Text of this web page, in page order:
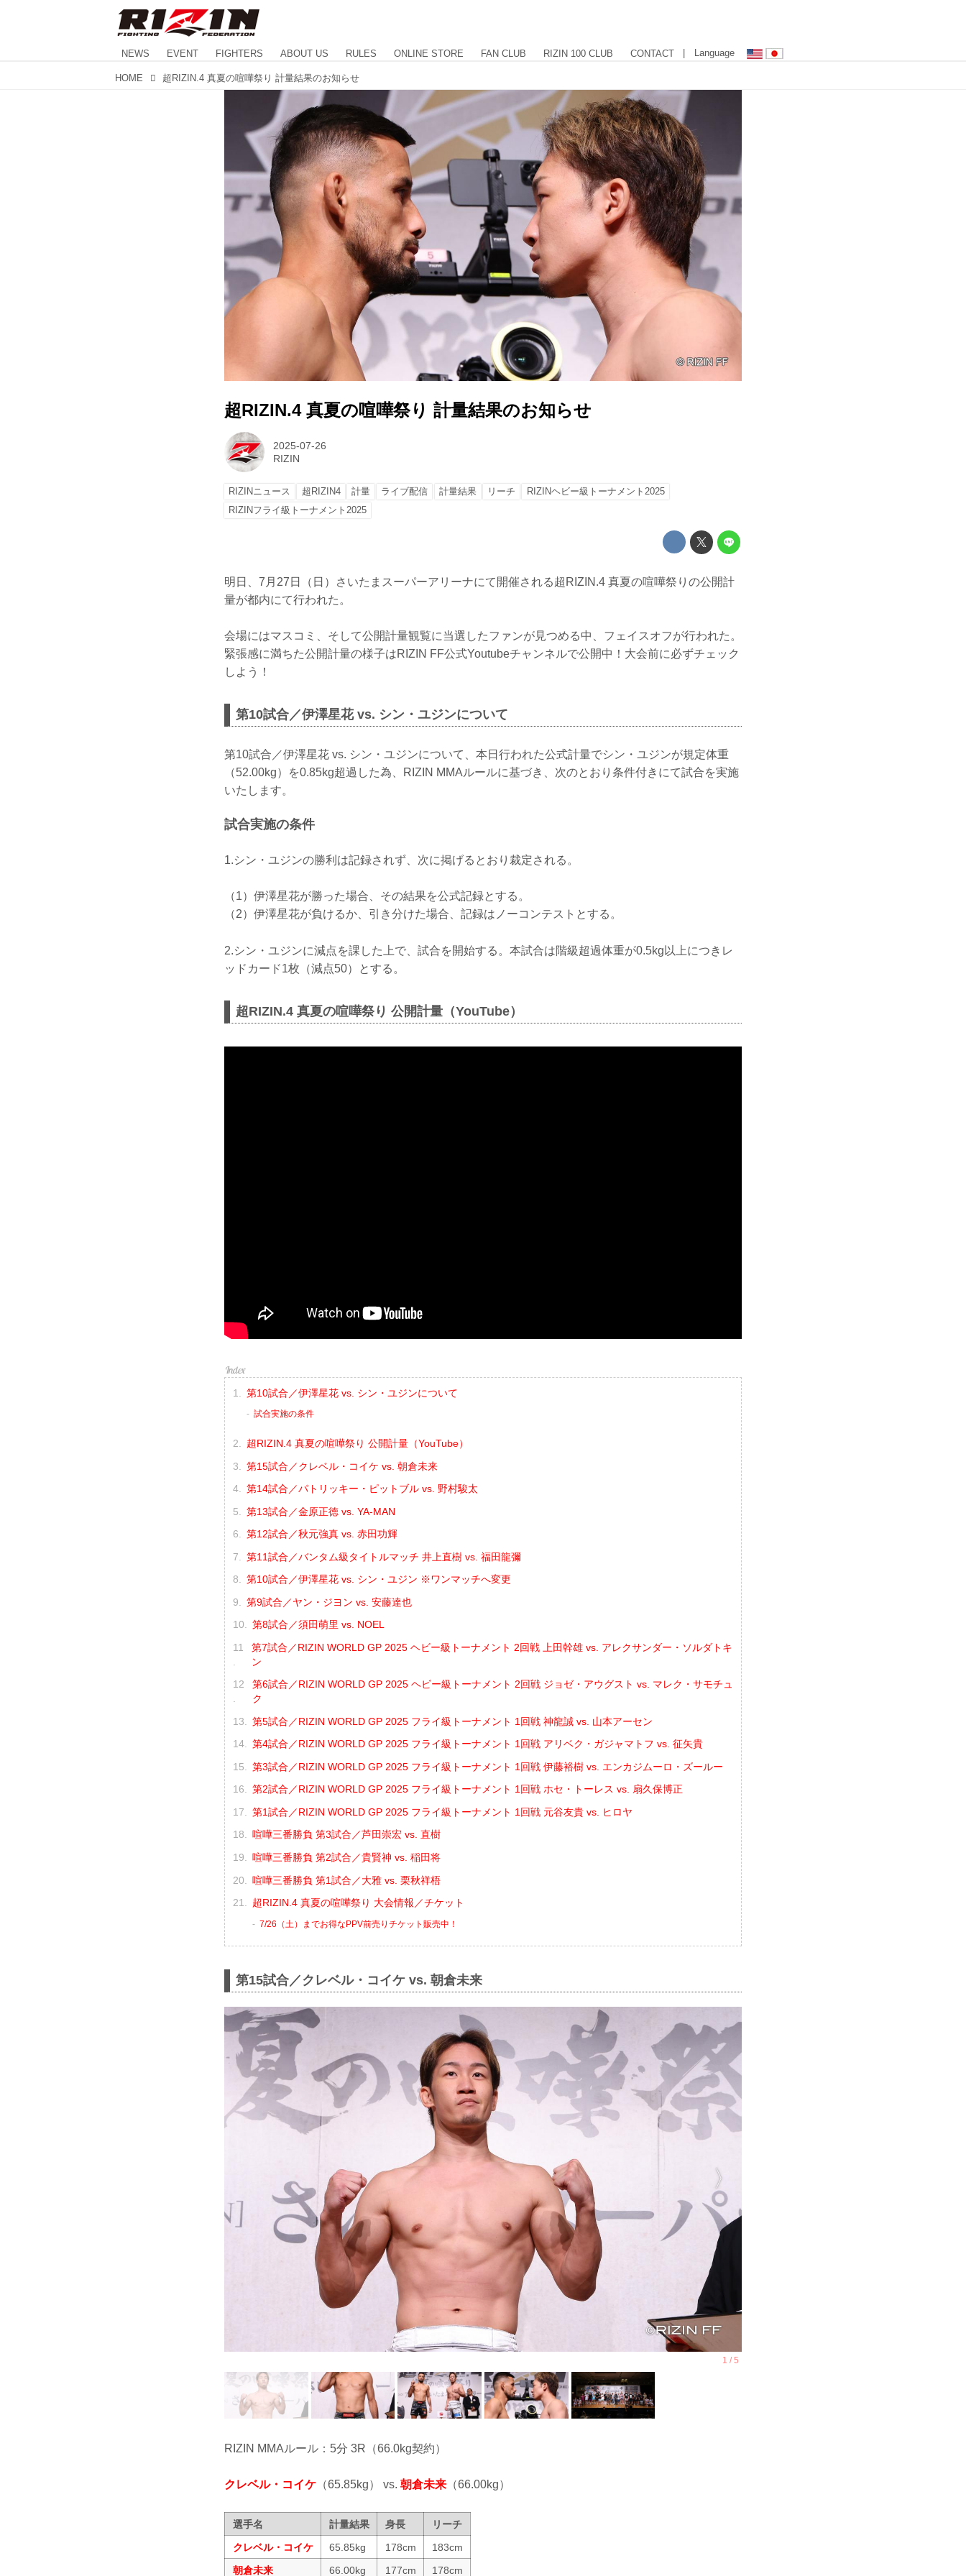
NEWS EVENT FIGHTERS ABOUT US RULES ONLINE STORE FAN CLUB RIZIN 100 CLUB CONTACT | Language
HOME 超RIZIN.4 真夏の喧嘩祭り 計量結果のお知らせ
超RIZIN.4 真夏の喧嘩祭り 計量結果のお知らせ
2025-07-26
RIZIN
RIZINニュース 超RIZIN4 計量 ライブ配信 計量結果 リーチ
RIZINヘビー級トーナメント2025
RIZINフライ級トーナメント2025
明日、7月27日（日）さいたまスーパーアリーナにて開催される超RIZIN.4 真夏の喧嘩祭りの公開計
量が都内にて行われた。
会場にはマスコミ、そして公開計量観覧に当選したファンが見つめる中、フェイスオフが行われた。
緊張感に満ちた公開計量の様子はRIZIN FF公式Youtubeチャンネルで公開中！大会前に必ずチェック
しよう！
第10試合／伊澤星花 vs. シン・ユジンについて
第10試合／伊澤星花 vs. シン・ユジンについて、本日行われた公式計量でシン・ユジンが規定体重
（52.00kg）を0.85kg超過した為、RIZIN MMAルールに基づき、次のとおり条件付きにて試合を実施
いたします。
試合実施の条件
1.シン・ユジンの勝利は記録されず、次に掲げるとおり裁定される。
（1）伊澤星花が勝った場合、その結果を公式記録とする。
（2）伊澤星花が負けるか、引き分けた場合、記録はノーコンテストとする。
2.シン・ユジンに減点を課した上で、試合を開始する。本試合は階級超過体重が0.5kg以上につきレ
ッドカード1枚（減点50）とする。
超RIZIN.4 真夏の喧嘩祭り 公開計量（YouTube）
第10試合／伊澤星花 vs. シン・ユジンについて
試合実施の条件
超RIZIN.4 真夏の喧嘩祭り 公開計量（YouTube）
第15試合／クレベル・コイケ vs. 朝倉未来
第14試合／パトリッキー・ピットブル vs. 野村駿太
第13試合／金原正徳 vs. YA-MAN
第12試合／秋元強真 vs. 赤田功輝
第11試合／バンタム級タイトルマッチ 井上直樹 vs. 福田龍彌
第10試合／伊澤星花 vs. シン・ユジン ※ワンマッチへ変更
第9試合／ヤン・ジヨン vs. 安藤達也
第8試合／須田萌里 vs. NOEL
第7試合／RIZIN WORLD GP 2025 ヘビー級トーナメント 2回戦 上田幹雄 vs. アレクサンダー・ソルダトキ
ン
第6試合／RIZIN WORLD GP 2025 ヘビー級トーナメント 2回戦 ジョゼ・アウグスト vs. マレク・サモチュ
ク
第5試合／RIZIN WORLD GP 2025 フライ級トーナメント 1回戦 神龍誠 vs. 山本アーセン
第4試合／RIZIN WORLD GP 2025 フライ級トーナメント 1回戦 アリベク・ガジャマトフ vs. 征矢貴
第3試合／RIZIN WORLD GP 2025 フライ級トーナメント 1回戦 伊藤裕樹 vs. エンカジムーロ・ズールー
第2試合／RIZIN WORLD GP 2025 フライ級トーナメント 1回戦 ホセ・トーレス vs. 扇久保博正
第1試合／RIZIN WORLD GP 2025 フライ級トーナメント 1回戦 元谷友貴 vs. ヒロヤ
喧嘩三番勝負 第3試合／芦田崇宏 vs. 直樹
喧嘩三番勝負 第2試合／貴賢神 vs. 稲田将
喧嘩三番勝負 第1試合／大雅 vs. 栗秋祥梧
超RIZIN.4 真夏の喧嘩祭り 大会情報／チケット
7/26（土）までお得なPPV前売りチケット販売中！
第15試合／クレベル・コイケ vs. 朝倉未来
RIZIN MMAルール：5分 3R（66.0kg契約）
クレベル・コイケ （65.85kg） vs. 朝倉未来 （66.00kg）
選手名 計量結果 身長
リーチ
クレベル・コイケ
65.85kg 178cm
183cm
朝倉未来
66.00kg 177cm 178cm